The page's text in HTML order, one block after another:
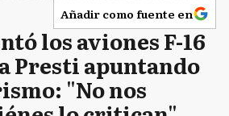
Añadir como fuente en
los aviones F-16
Presti apuntando
"No nos